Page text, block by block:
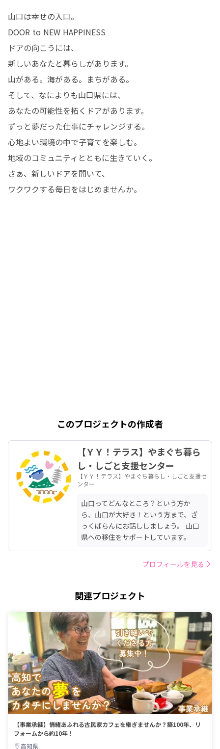
山口は幸せの入口。
DOOR to NEW HAPPINESS
ドアの向こうには、
新しいあなたと暮らしがあります。
山がある。海がある。まちがある。
そして、なによりも山口県には、
あなたの可能性を拓くドアがあります。
ずっと夢だった仕事にチャレンジする。
心地よい環境の中で子育てを楽しむ。
地域のコミュニティとともに生きていく。
さぁ、新しいドアを開いて、
ワクワクする毎日をはじめませんか。
このプロジェクトの作成者
【ＹＹ！テラス】やまぐち暮ら
し・しごと支援センター
【ＹＹ！テラス】やまぐち暮らし・しごと支援セ
ンター
山口ってどんなところ？という方か
ら、山口が大好き！という方まで、ざ
っくばらんにお話ししましょう。 山口
県への移住をサポートしています。
プロフィールを見る
関連プロジェクト
【事業承継】情緒あふれる古民家カフェを継ぎませんか？築100年、リ
フォームから約10年！
高知県